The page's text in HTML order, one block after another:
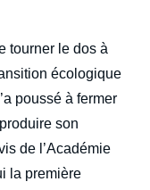
tourner le dos à
écologique
poussé à fermer
son
de l’Académie
la première